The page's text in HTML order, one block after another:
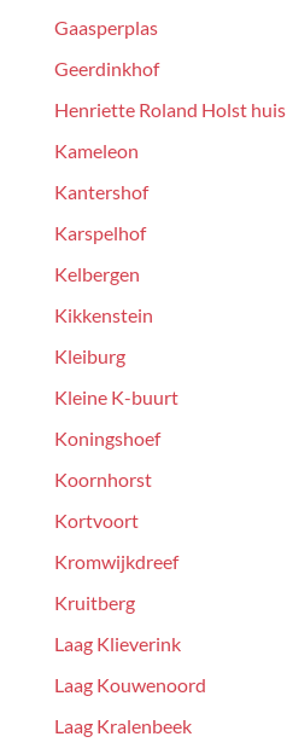
Gaasperplas
Geerdinkhof
Henriette Roland Holst huis
Kameleon
Kantershof
Karspelhof
Kelbergen
Kikkenstein
Kleiburg
Kleine K-buurt
Koningshoef
Koornhorst
Kortvoort
Kromwijkdreef
Kruitberg
Laag Klieverink
Laag Kouwenoord
Laag Kralenbeek